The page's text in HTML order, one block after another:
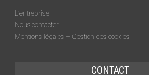
L’entreprise
Nous contacter
Mentions légales – Gestion des cookies
CONTACT